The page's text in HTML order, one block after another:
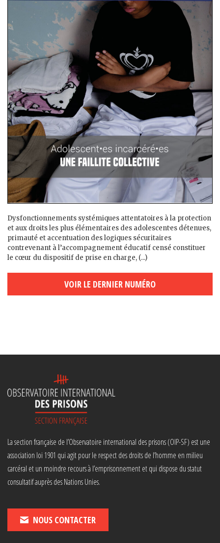
Dysfonctionnements systémiques attentatoires à la protection
et aux droits les plus élémentaires des adolescent·es détenu·es,
primauté et accentuation des logiques sécuritaires
contrevenant à l’accompagnement éducatif censé constituer
le cœur du dispositif de prise en charge, (...)
VOIR LE DERNIER NUMÉRO
La section française de l’Observatoire international des prisons (OIP-SF) est une
association loi 1901 qui agit pour le respect des droits de l’homme en milieu
carcéral et un moindre recours à l’emprisonnement et qui dispose du statut
consultatif auprès des Nations Unies.
NOUS CONTACTER